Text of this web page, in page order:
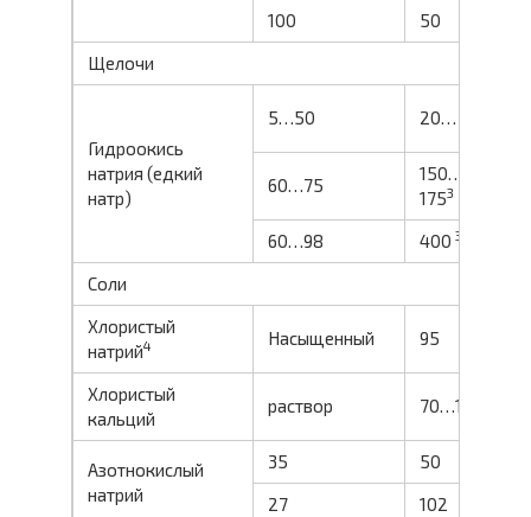
100
50
Щелочи
Гидроокись
натрия (едкий
натр)
5…50 20… 100
60…75
150…
1753
60…98 400 3
Соли
Хлористый
натрий4 Насыщенный 95
Хлористый
кальций
раствор 70…160
Азотнокислый
натрий
35 50
27
102